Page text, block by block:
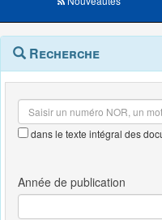
Navigation
outils
Menu
contextuel
Recherche
dans le texte intégral des